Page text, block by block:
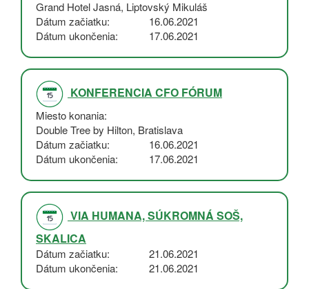
Grand Hotel Jasná, Liptovský Mikuláš
Dátum začiatku
16.06.2021
Dátum ukončenia
17.06.2021
KONFERENCIA CFO FÓRUM
Miesto konania
Double Tree by Hilton, Bratislava
Dátum začiatku
16.06.2021
Dátum ukončenia
17.06.2021
VIA HUMANA, SÚKROMNÁ SOŠ,
SKALICA
Dátum začiatku
21.06.2021
Dátum ukončenia
21.06.2021